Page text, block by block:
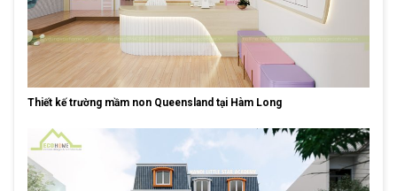
Thiết kế trường mầm non Queensland tại Hàm Long